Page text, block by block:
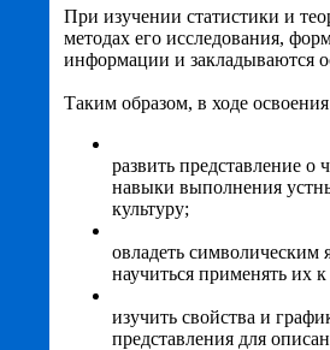
При изучении статистики и
методах его исследования,
информации и закладываются
Таким образом, в ходе
развить представление
навыки выполнения
культуру;
овладеть символическим
научиться применять их
изучить свойства и
представления для